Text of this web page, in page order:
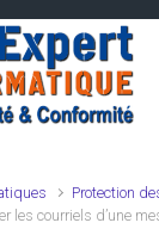
Protection
les courriels d’une